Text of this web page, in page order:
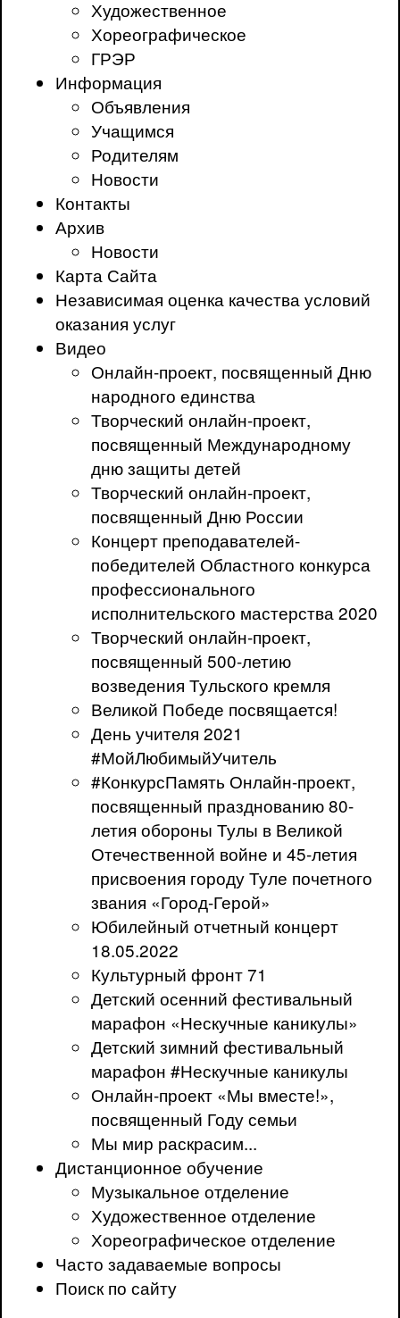
Художественное
Хореографическое
ГРЭР
Информация
Объявления
Учащимся
Родителям
Новости
Контакты
Архив
Новости
Карта Сайта
Независимая оценка качества условий
оказания услуг
Видео
Онлайн-проект, посвященный Дню
народного единства
Творческий онлайн-проект,
посвященный Международному
дню защиты детей
Творческий онлайн-проект,
посвященный Дню России
Концерт преподавателей-
победителей Областного конкурса
профессионального
исполнительского мастерства 2020
Творческий онлайн-проект,
посвященный 500-летию
возведения Тульского кремля
Великой Победе посвящается!
День учителя 2021
#МойЛюбимыйУчитель
#КонкурсПамять Онлайн-проект,
посвященный празднованию 80-
летия обороны Тулы в Великой
Отечественной войне и 45-летия
присвоения городу Туле почетного
звания «Город-Герой»
Юбилейный отчетный концерт
18.05.2022
Культурный фронт 71
Детский осенний фестивальный
марафон «Нескучные каникулы»
Детский зимний фестивальный
марафон #Нескучные каникулы
Онлайн-проект «Мы вместе!»,
посвященный Году семьи
Мы мир раскрасим...
Дистанционное обучение
Музыкальное отделение
Художественное отделение
Хореографическое отделение
Часто задаваемые вопросы
Поиск по сайту